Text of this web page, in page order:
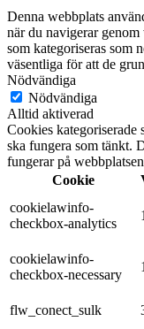
Denna webbplats
när du navigerar genom
som kategoriseras som
väsentliga för att de
Nödvändiga
Nödvändiga
Alltid aktiverad
Cookies kategoriserade
ska fungera som tänkt.
fungerar på
Cookie
cookielawinfo-
checkbox-analytics
cookielawinfo-
checkbox-necessary
flw_conect_sulk